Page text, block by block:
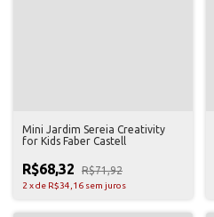
Mini Jardim Sereia Creativity
for Kids Faber Castell
R$68,32 R$71,92
2 xde R$34,16 sem juros